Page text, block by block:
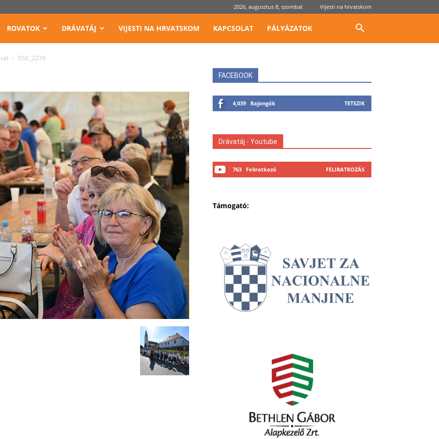
2026, augusztus 8, szombat Vijesti na hrvatskom
ROVATOK DRÁVATÁJ VIJESTI NA HRVATSKOM KAPCSOLAT PÁLYÁZATOK
DSC_2270
FACEBOOK
4,039 Rajongók TETSZIK
Drávatáj - Youtube
763 Feliratkozó FELIRATKOZÁS
Támogató: